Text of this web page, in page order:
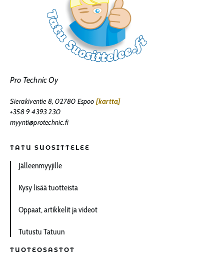
Pro Technic Oy
Sierakiventie 8, 02780 Espoo [kartta]
+358 9 4393 230
myynti@protechnic.fi
TATU SUOSITTELEE
Jälleenmyyjille
Kysy lisää tuotteista
Oppaat, artikkelit ja videot
Tutustu Tatuun
TUOTEOSASTOT